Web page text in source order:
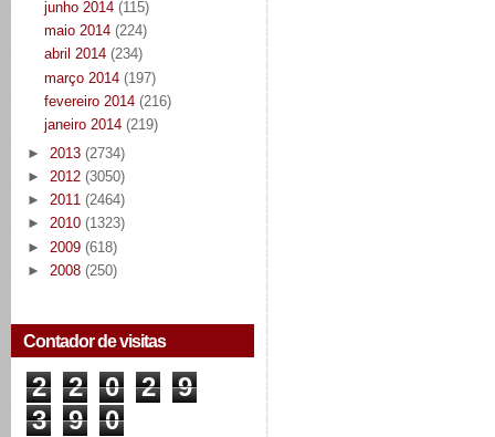
junho 2014 (115)
maio 2014 (224)
abril 2014 (234)
março 2014 (197)
fevereiro 2014 (216)
janeiro 2014 (219)
► 2013 (2734)
► 2012 (3050)
► 2011 (2464)
► 2010 (1323)
► 2009 (618)
► 2008 (250)
Contador de visitas
2 2 0 2
9
3
9 0